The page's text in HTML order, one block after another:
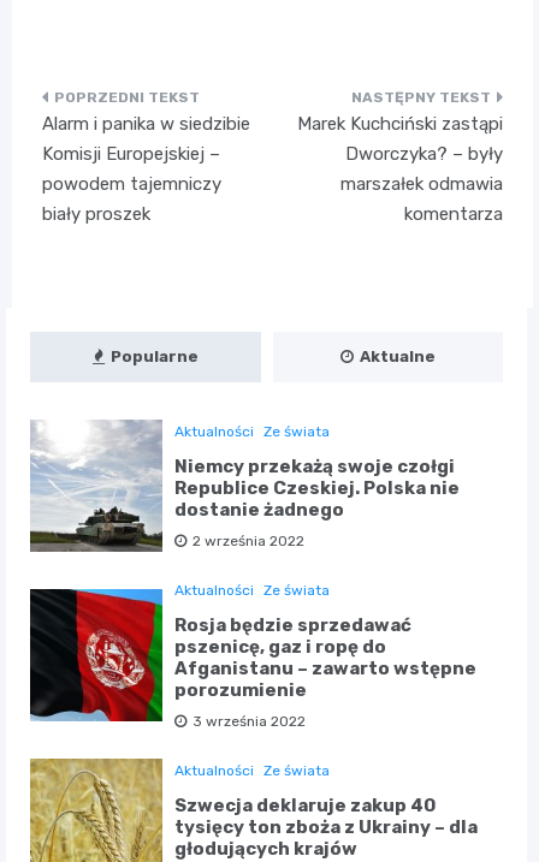
Nawigacja
wpisu
Alarm i panika w siedzibie
Komisji Europejskiej –
powodem tajemniczy
biały proszek
Marek Kuchciński zastąpi
Dworczyka? – były
marszałek odmawia
komentarza
Popularne Aktualne
Aktualności Ze świata
Niemcy przekażą swoje czołgi
Republice Czeskiej. Polska nie
dostanie żadnego
2 września 2022
Aktualności Ze świata
Rosja będzie sprzedawać
pszenicę, gaz i ropę do
Afganistanu – zawarto wstępne
porozumienie
3 września 2022
Aktualności Ze świata
Szwecja deklaruje zakup 40
tysięcy ton zboża z Ukrainy – dla
głodujących krajów